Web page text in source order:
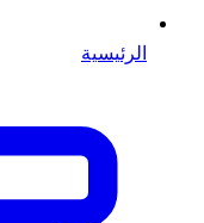
الرئيسية